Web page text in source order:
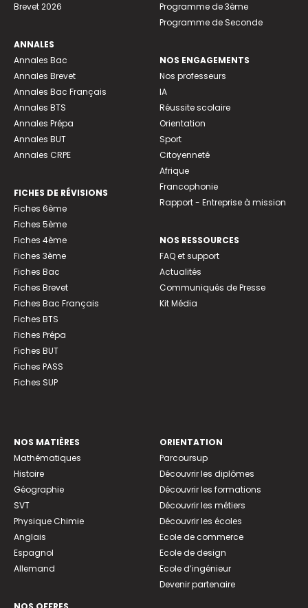
Brevet 2026
ANNALES
Annales Bac
Annales Brevet
Annales Bac Français
Annales BTS
Annales Prépa
Annales BUT
Annales CRPE
FICHES DE RÉVISIONS
Fiches 6ème
Fiches 5ème
Fiches 4ème
Fiches 3ème
Fiches Bac
Fiches Brevet
Fiches Bac Français
Fiches BTS
Fiches Prépa
Fiches BUT
Fiches PASS
Fiches SUP
Programme de 3ème
Programme de Seconde
NOS ENGAGEMENTS
Nos professeurs
IA
Réussite scolaire
Orientation
Sport
Citoyenneté
Afrique
Francophonie
Rapport - Entreprise à mission
NOS RESSOURCES
FAQ et support
Actualités
Communiqués de Presse
Kit Média
NOS MATIÈRES
Mathématiques
Histoire
Géographie
SVT
Physique Chimie
Anglais
Espagnol
Allemand
ORIENTATION
Parcoursup
Découvrir les diplômes
Découvrir les formations
Découvrir les métiers
Découvrir les écoles
Ecole de commerce
Ecole de design
Ecole d’ingénieur
Devenir partenaire